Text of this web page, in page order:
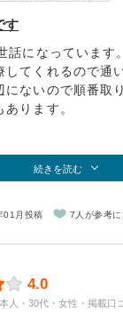
す
話になっています
してくれるので通
ないので順番取
ります。
続きを読む
01月投稿 7人が参考に
4.0
人・30代・女性・掲載口